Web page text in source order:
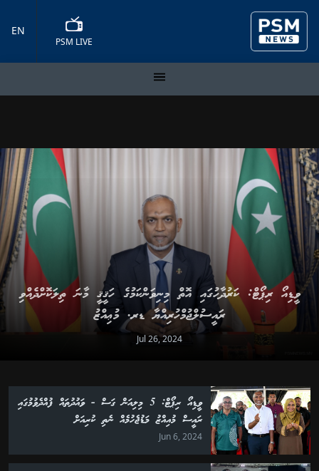
PSM LIVE
EN
ވީޑިއޯ ރިޕޯޓް: ކަރުދާހުގައި އޮތް މިނިވަންކަމުގެ ހަޤީޤީ މާނަ ތިލަކޮށްދެއްވި
ރައީސުލްޖުމްހުރިއްޔާ ޑރ. މުޢިއްޒު
Jul 26, 2024
ވީޑިއޯ ރިޕޯޓް: 5 މިލިއަން ގަސް - ވައުދުތައް ފުއްދެވުމުގައި
ރައީސް މުއިއްޒު މަޑުޖެހުމެއް ނެތި ކުރިއަށް
Jun 6, 2024